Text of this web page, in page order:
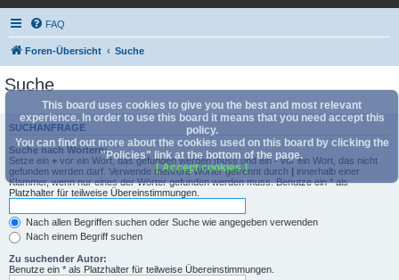
FAQ
Foren-Übersicht Suche
Suche
SUCHANFRAGE
Suche nach Wörtern:
Setze ein + vor ein Wort, das gefunden werden muss und ein -vor ein Wort, das nicht
gefunden werden darf. Verwende mehrere Wörter getrennt durch | innerhalb einer
Klammer, wenn nur eines der Wörter gefunden werden muss. Benutze ein * als
Platzhalter für teilweise Übereinstimmungen.
Nach allen Begriffen suchen oder Suche wie angegeben verwenden
Nach einem Begriff suchen
Zu suchender Autor:
Benutze ein * als Platzhalter für teilweise Übereinstimmungen.
This board uses cookies to give you the best and most relevant
experience. In order to use this board it means that you need accept this
policy.
You can find out more about the cookies used on this board by clicking the
"Policies" link at the bottom of the page.
[ Accept cookies ]